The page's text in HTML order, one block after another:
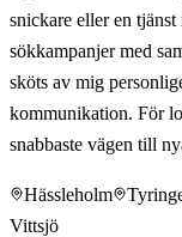
snickare eller en
sökkampanjer med
sköts av mig
kommunikation. För
snabbaste vägen till
Hässleholm
Vittsjö